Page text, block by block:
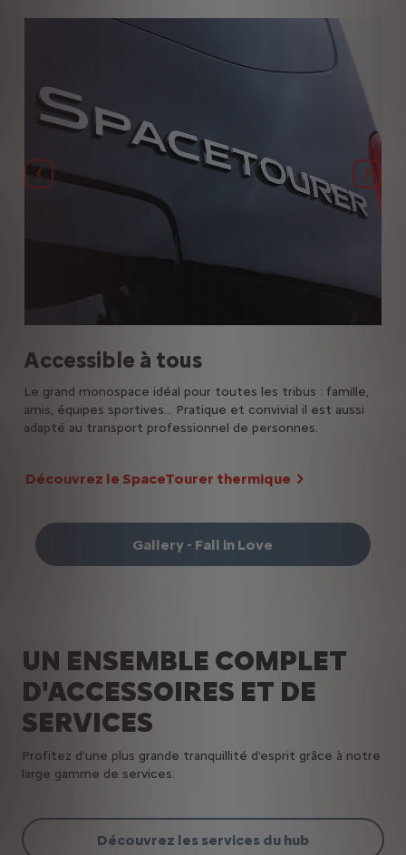
Précédent
Accessible à tous
Le grand monospace idéal pour toutes les tribus : famille,
amis, équipes sportives... Pratique et convivial il est aussi
adapté au transport professionnel de personnes.
Découvrez le SpaceTourer thermique
Gallery - Fall in Love
UN ENSEMBLE COMPLET
D'ACCESSOIRES ET DE
SERVICES
Profitez d'une plus grande tranquillité d'esprit grâce à notre
large gamme de services.
Découvrez les services du hub